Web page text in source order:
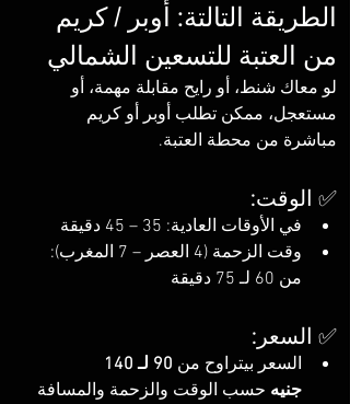
الطريقة التالتة: أوبر / كريم
من العتبة للتسعين الشمالي
لو معاك شنط، أو رايح مقابلة مهمة، أو
مستعجل، ممكن تطلب أوبر أو كريم
مباشرة من محطة العتبة.
✅ الوقت:
في الأوقات العادية: 35 – 45 دقيقة
وقت الزحمة (4 العصر – 7 المغرب):
من 60 لـ 75 دقيقة
✅ السعر:
السعر بيتراوح من
جنيه حسب الوقت والزحمة والمسافة